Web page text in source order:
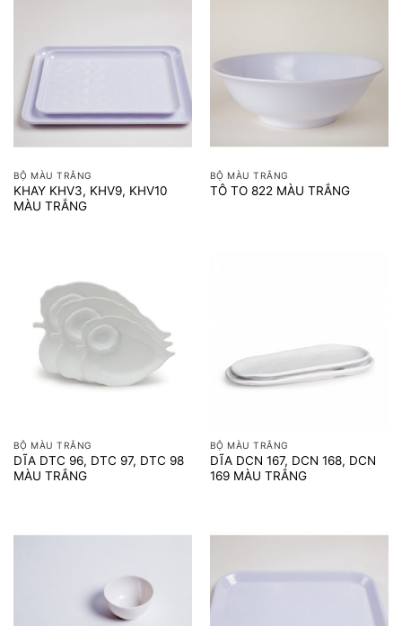
BỘ MÀU TRẮNG
KHAY KHV3, KHV9, KHV10
MÀU TRẮNG
BỘ MÀU TRẮNG
TÔ TO 822 MÀU TRẮNG
BỘ MÀU TRẮNG
DĨA DTC 96, DTC 97, DTC 98
MÀU TRẮNG
BỘ MÀU TRẮNG
DĨA DCN 167, DCN 168, DCN
169 MÀU TRẮNG